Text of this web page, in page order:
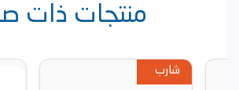
منتجات ذات
شارب